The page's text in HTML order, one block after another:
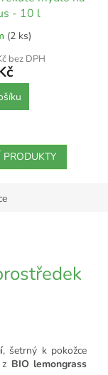
- 10 l
(2 ks)
bez DPH
, šetrný k pokožce
BIO lemongrass